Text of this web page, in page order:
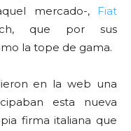
mercado-,
Fiat
que por sus
la tope de gama.
en la web una
esta nueva
firma italiana que